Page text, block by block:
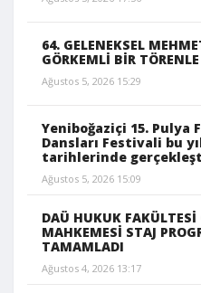
64. GELENEKSEL
GÖRKEMLİ BİR
Ağustos 5, 2026 15:29
Yeniboğaziçi 15. Pulya
Dansları Festivali bu
tarihlerinde
Ağustos 5, 2026 15:09
DAÜ HUKUK
MAHKEMESİ STAJ
TAMAMLADI
Ağustos 4, 2026 13:17